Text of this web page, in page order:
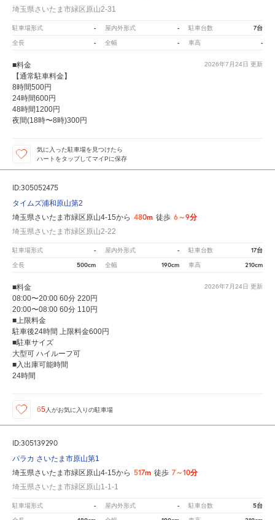
埼玉県さいたま市緑区原山2-31
駐車場形式 - 屋内外形式 - 駐車台数 7台
全長 - 全幅 - 車高 -
2026年7月24日 更新
■料金
【通常駐車料金】
8時間500円
24時間600円
48時間1200円
夜間(18時〜8時)300円
気に入った駐車場を見つけたら
ハートをタップしてマイPに保存
ID:305052475
タイムズ浦和原山第2
埼玉県さいたま市緑区原山4-15から 480m 徒歩 6～9分
埼玉県さいたま市緑区原山2-22
駐車場形式 - 屋内外形式 - 駐車台数 17台
全長 500cm 全幅 190cm 車高 210cm
2026年7月24日 更新
■料金
08:00〜20:00 60分 220円
20:00〜08:00 60分 110円
■上限料金
駐車後24時間 上限料金600円
■駐車サイズ
大型可 ハイルーフ可
■入出庫可能時間
24時間
65 人がお気に入りの駐車場
ID:305139290
パラカ さいたま市原山第1
埼玉県さいたま市緑区原山4-15から 517m 徒歩 7～10分
埼玉県さいたま市緑区原山1-1-1
駐車場形式 - 屋内外形式 - 駐車台数 5台